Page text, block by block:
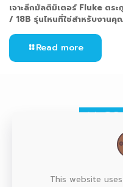
เจาะลึกมัลติมิเตอร์ Fluke ตร
/ 18B รุ่นไหนที่ใช่สำหรับงานคุ
Read more
This website